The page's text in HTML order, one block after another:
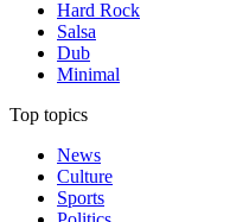
Hard Rock
Salsa
Dub
Minimal
Top topics
News
Culture
Sports